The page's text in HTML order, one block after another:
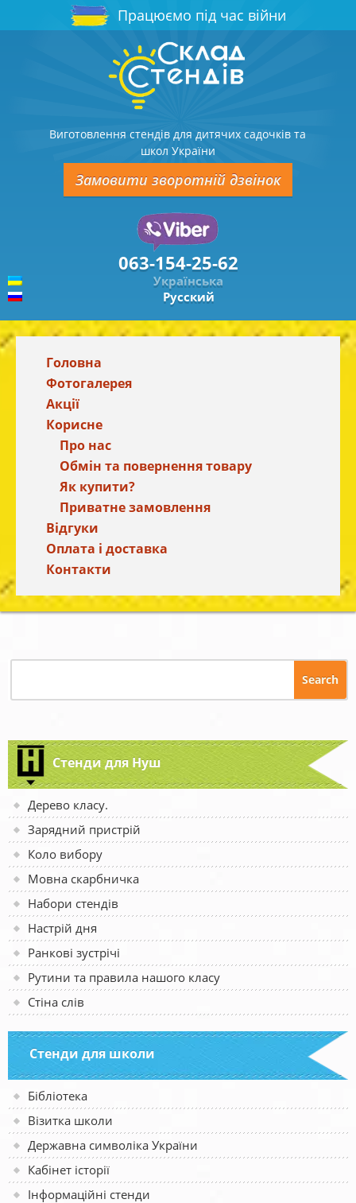
Працюємо під час війни
Виготовлення стендів для дитячих садочків та
школ України
Замовити зворотній дзвінок
063-154-25-62
Українська
Русский
Головна
Фотогалерея
Акції
Корисне
Про нас
Обмін та повернення товару
Як купити?
Приватне замовлення
Відгуки
Оплата і доставка
Контакти
Стенди для Нуш
Дерево класу.
Зарядний пристрій
Коло вибору
Мовна скарбничка
Набори стендів
Настрій дня
Ранкові зустрічі
Рутини та правила нашого класу
Стіна слів
Стенди для школи
Бібліотека
Візитка школи
Державна символіка України
Кабінет історії
Інформаційні стенди